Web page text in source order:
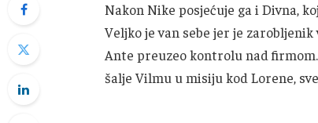
Nakon Nike posjećuje ga i Divna,
Veljko je van sebe jer je
Ante preuzeo kontrolu nad
šalje Vilmu u misiju kod Lorene,